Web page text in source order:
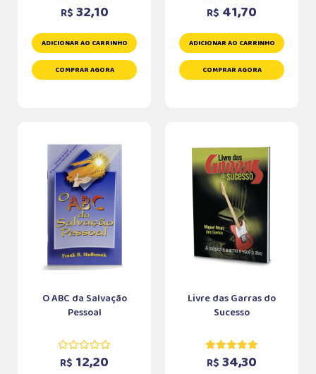
R$ 32,10
ADICIONAR AO CARRINHO
COMPRAR AGORA
R$ 41,70
ADICIONAR AO CARRINHO
COMPRAR AGORA
O ABC da Salvação
Pessoal
R$ 12,20
Livre das Garras do
Sucesso
R$ 34,30